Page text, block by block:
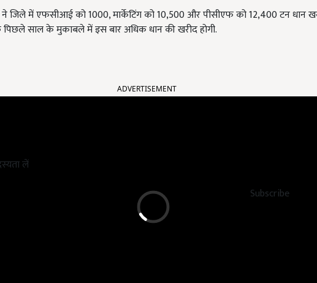
लें
Subscribe
ने जिले में एफसीआई को 1000, मार्केटिंग को 10,500 और पीसीएफ को 12,400 टन धान
पिछले साल के मुकाबले में इस बार अधिक धान की खरीद होगी.